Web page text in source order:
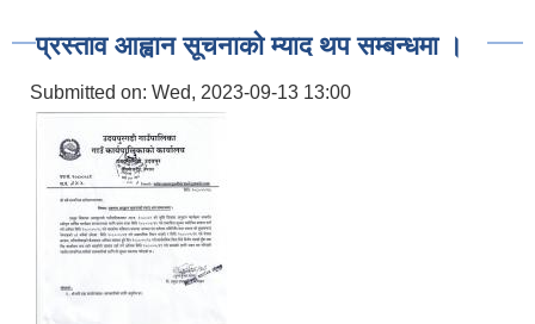
प्रस्ताव आह्वान सूचनाको म्याद थप सम्बन्धमा ।
Submitted on: Wed, 2023-09-13 13:00